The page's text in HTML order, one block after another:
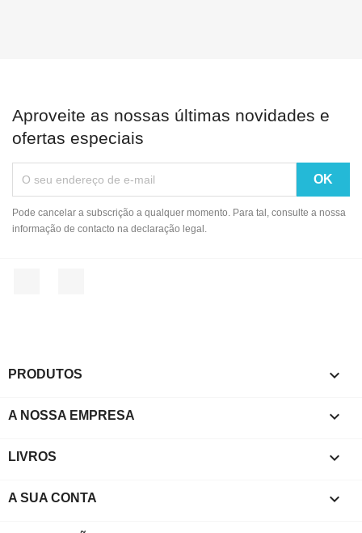
Aproveite as nossas últimas novidades e
ofertas especiais
Pode cancelar a subscrição a qualquer momento. Para tal, consulte a nossa
informação de contacto na declaração legal.
PRODUTOS 
A NOSSA EMPRESA 
LIVROS 
A SUA CONTA 